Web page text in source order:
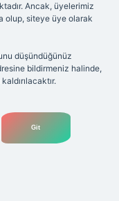
Ancak, üyelerimiz
olup, siteye üye olarak
düşündüğünüz
bildirmeniz halinde,